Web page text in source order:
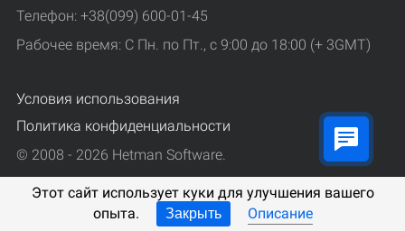
Этот сайт использует куки для улучшения вашего
опыта.
Закрыть Описание
Телефон: +38(099) 600-01-45
Рабочее время: С Пн. по Пт., с 9:00 до 18:00 (+ 3GMT)
Условия использования
Политика конфиденциальности
© 2008 - 2026 Hetman Software.
Все права защищены.